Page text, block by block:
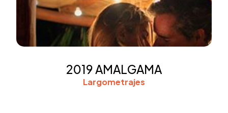
2019 AMALGAMA
Largometrajes